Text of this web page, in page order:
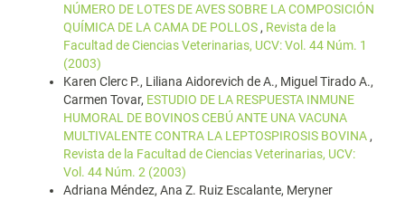
NÚMERO DE LOTES DE AVES SOBRE LA COMPOSICIÓN
QUÍMICA DE LA CAMA DE POLLOS , Revista de la
Facultad de Ciencias Veterinarias, UCV: Vol. 44 Núm. 1
(2003)
Karen Clerc P., Liliana Aidorevich de A., Miguel Tirado A.,
Carmen Tovar, ESTUDIO DE LA RESPUESTA INMUNE
HUMORAL DE BOVINOS CEBÚ ANTE UNA VACUNA
MULTIVALENTE CONTRA LA LEPTOSPIROSIS BOVINA ,
Revista de la Facultad de Ciencias Veterinarias, UCV:
Vol. 44 Núm. 2 (2003)
Adriana Méndez, Ana Z. Ruiz Escalante, Meryner